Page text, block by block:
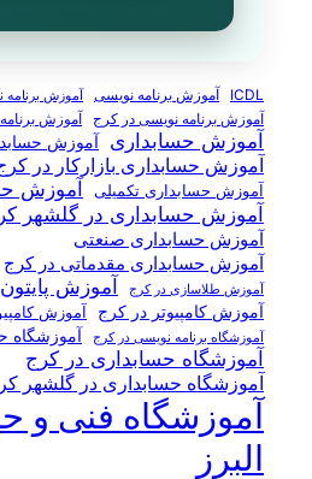
ICDL آموزش برنامه نویسی
آموزش برنامه
آموزش برنامه نویسی در کرج
آموزش
آموزش حسابداری آموزش
آموزش حسابداری بازارکار در
آموزش حسابداری تکمیلی آموزش
آموزش حسابداری در گلشهر
آموزش حسابداری صنعتی
آموزش حسابداری مقدماتی در کرج
آموزش طلاسازی در کرج آموزش پایتون
آموزش کامپیوتر در کرج آموزش
آموزشگاه برنامه نویسی در کرج آموزشگاه
آموزشگاه حسابداری در کرج
آموزشگاه حسابداری در گلشهر
آموزشگاه فنی و
البرز